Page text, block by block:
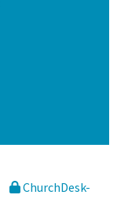
ChurchDesk-